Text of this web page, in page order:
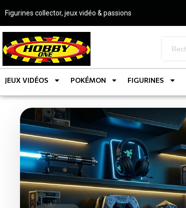
Figurines collector, jeux vidéo & passions
JEUX VIDÉOS POKÉMON FIGURINES